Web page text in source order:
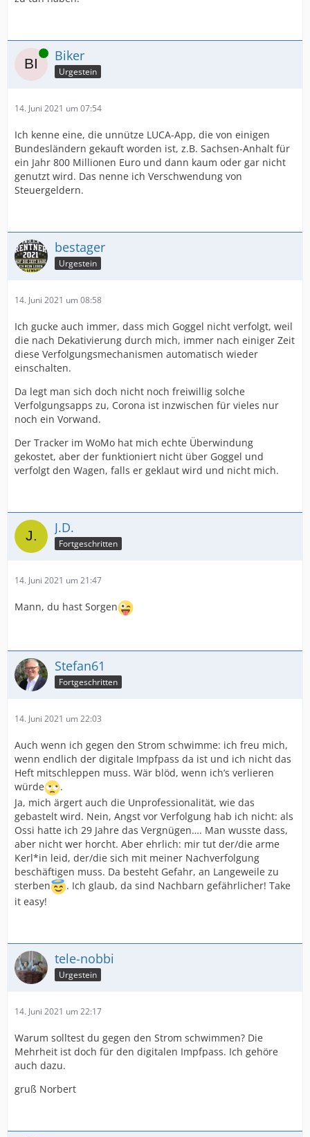
Online Biker
Urgestein
14. Juni 2021 um 07:54
Ich kenne eine, die unnütze LUCA-App, die von einigen
Bundesländern gekauft worden ist, z.B. Sachsen-Anhalt für
ein Jahr 800 Millionen Euro und dann kaum oder gar nicht
genutzt wird. Das nenne ich Verschwendung von
Steuergeldern.
bestager
Urgestein
14. Juni 2021 um 08:58
Ich gucke auch immer, dass mich Goggel nicht verfolgt, weil
die nach Dekativierung durch mich, immer nach einiger Zeit
diese Verfolgungsmechanismen automatisch wieder
einschalten.
Da legt man sich doch nicht noch freiwillig solche
Verfolgungsapps zu, Corona ist inzwischen für vieles nur
noch ein Vorwand.
Der Tracker im WoMo hat mich echte Überwindung
gekostet, aber der funktioniert nicht über Goggel und
verfolgt den Wagen, falls er geklaut wird und nicht mich.
J.D.
Fortgeschritten
14. Juni 2021 um 21:47
Mann, du hast Sorgen
Stefan61
Fortgeschritten
14. Juni 2021 um 22:03
Auch wenn ich gegen den Strom schwimme: ich freu mich,
wenn endlich der digitale Impfpass da ist und ich nicht das
Heft mitschleppen muss. Wär blöd, wenn ich’s verlieren
würde
.
Ja, mich ärgert auch die Unprofessionalität, wie das
gebastelt wird. Nein, Angst vor Verfolgung hab ich nicht: als
Ossi hatte ich 29 Jahre das Vergnügen…. Man wusste dass,
aber nicht wer horcht. Aber ehrlich: mir tut der/die arme
Kerl*in leid, der/die sich mit meiner Nachverfolgung
beschäftigen muss. Da besteht Gefahr, an Langeweile zu
sterben
. Ich glaub, da sind Nachbarn gefährlicher! Take
it easy!
tele-nobbi
Urgestein
14. Juni 2021 um 22:17
Warum solltest du gegen den Strom schwimmen? Die
Mehrheit ist doch für den digitalen Impfpass. Ich gehöre
auch dazu.
gruß Norbert